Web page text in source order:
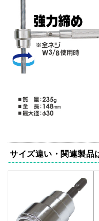
サイズ違い・関連製品